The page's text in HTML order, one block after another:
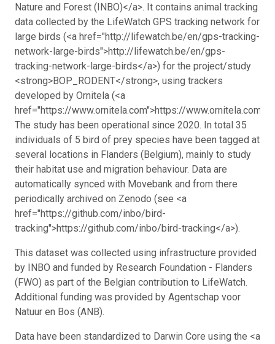
Nature and Forest (INBO)</a>. It contains animal tracking
data collected by the LifeWatch GPS tracking network for
large birds (<a href="http://lifewatch.be/en/gps-tracking-
network-large-birds">http://lifewatch.be/en/gps-
tracking-network-large-birds</a>) for the project/study
<strong>BOP_RODENT</strong>, using trackers
developed by Ornitela (<a
href="https://www.ornitela.com">https://www.ornitela.com</
The study has been operational since 2020. In total 35
individuals of 5 bird of prey species have been tagged at
several locations in Flanders (Belgium), mainly to study
their habitat use and migration behaviour. Data are
automatically synced with Movebank and from there
periodically archived on Zenodo (see <a
href="https://github.com/inbo/bird-
tracking">https://github.com/inbo/bird-tracking</a>).
This dataset was collected using infrastructure provided
by INBO and funded by Research Foundation - Flanders
(FWO) as part of the Belgian contribution to LifeWatch.
Additional funding was provided by Agentschap voor
Natuur en Bos (ANB).
Data have been standardized to Darwin Core using the <a